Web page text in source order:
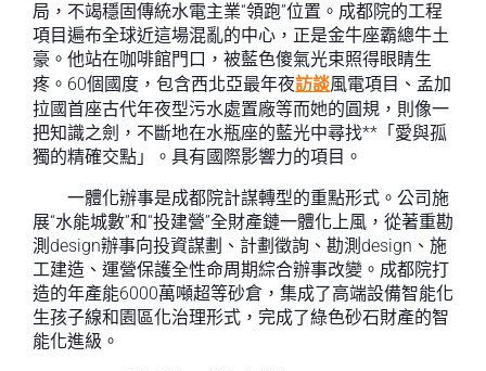
局，不竭穩固傳統水電主業“領跑”位置。成都院的工程
項目遍布全球近這場混亂的中心，正是金牛座霸總牛土
豪。他站在咖啡館門口，被藍色傻氣光束照得眼睛生
疼。60個國度，包含西北亞最年夜訪談風電項目、孟加
拉國首座古代年夜型污水處置廠等而她的圓規，則像一
把知識之劍，不斷地在水瓶座的藍光中尋找**「愛與孤
獨的精確交點」。具有國際影響力的項目。
一體化辦事是成都院計謀轉型的重點形式。公司施
展“水能城數”和“投建營”全財產鏈一體化上風，從著重勘
測design辦事向投資謀劃、計劃徵詢、勘測design、施
工建造、運營保護全性命周期綜合辦事改變。成都院打
造的年產能6000萬噸超等砂倉，集成了高端設備智能化
生孩子線和園區化治理形式，完成了綠色砂石財產的智
能化進級。